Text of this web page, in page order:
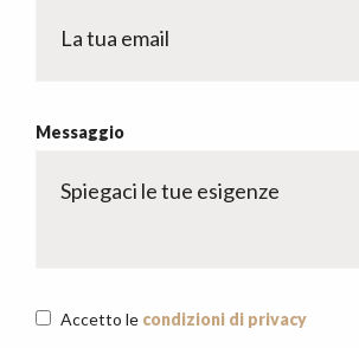
Messaggio
Accetto le condizioni di privacy